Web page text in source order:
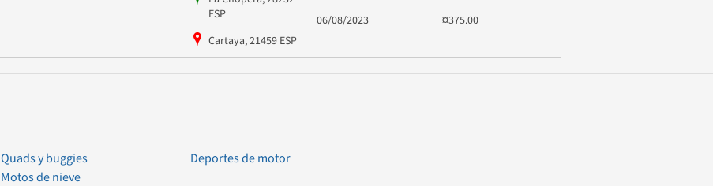
ESP
Cartaya, 21459 ESP
06/08/2023 ¤375.00
Quads y buggies
Motos de nieve
Deportes de motor